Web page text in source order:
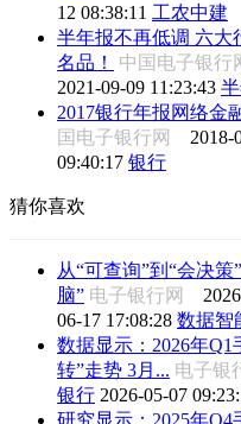
12 08:38:11 工农中建
半年报不再低调 六大
名品！
中国电子银
2021-09-09 11:23:43
2017银行年报网络金
国电子银行网 2018-
09:40:17 银行
猜你喜欢
从“可查询”到“会决
脑” 电子银行网
06-17 17:08:28 数据智
数据显示：2026年
转”走势 3月... 电子
银行 2026-05-07
研究显示：2025年